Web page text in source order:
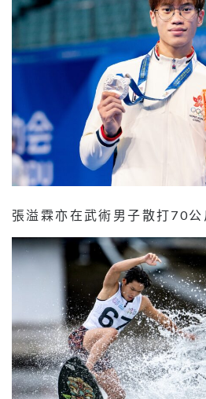
張溢霖亦在武術男子散打70公